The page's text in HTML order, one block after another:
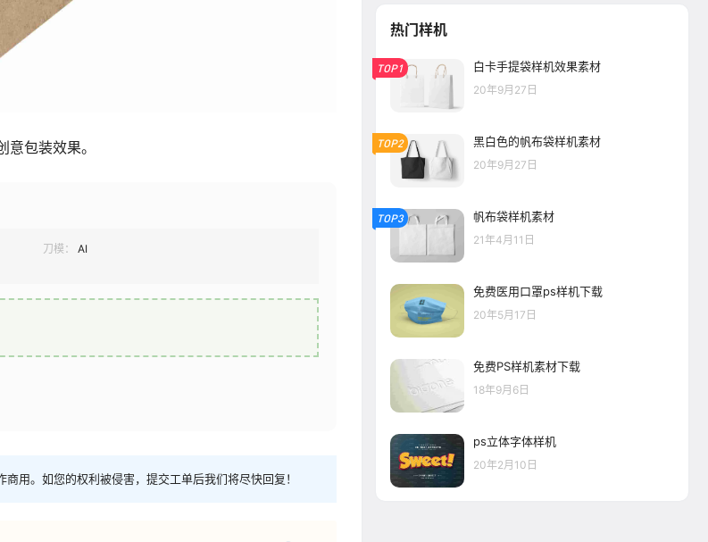
包装效果。
刀模：
AI
用。如您的权利被侵害，提交工单后我们将尽快回复！
热门样机
TOP1 白卡手提袋样机效果素材
20年9月27日
TOP2 黑白色的帆布袋样机素材
20年9月27日
TOP3 帆布袋样机素材
21年4月11日
免费医用口罩ps样机下载
20年5月17日
免费PS样机素材下载
18年9月6日
ps立体字体样机
20年2月10日